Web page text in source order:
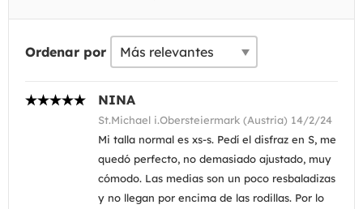
Ordenar por
NINA
St.Michael i.Obersteiermark (Austria) 14/2/24
Mi talla normal es xs-s. Pedí el disfraz en S, me
quedó perfecto, no demasiado ajustado, muy
cómodo. Las medias son un poco resbaladizas
y no llegan por encima de las rodillas. Por lo